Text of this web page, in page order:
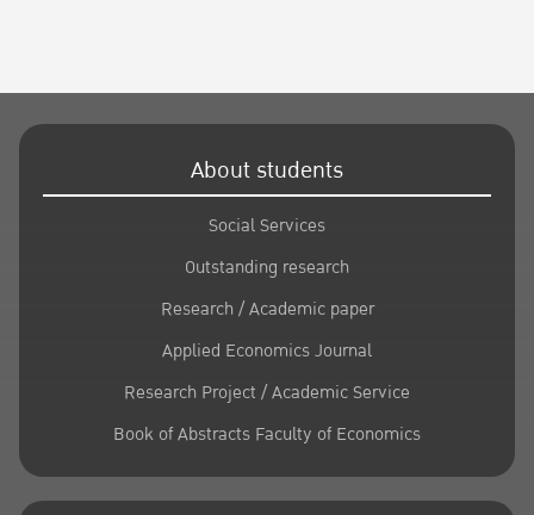
About students
Social Services
Outstanding research
Research / Academic paper
Applied Economics Journal
Research Project / Academic Service
Book of Abstracts Faculty of Economics